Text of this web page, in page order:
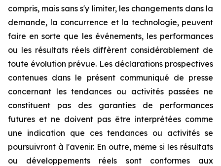
compris, mais sans s'y limiter, les changements dans la
demande, la concurrence et la technologie, peuvent
faire en sorte que les événements, les performances
ou les résultats réels diffèrent considérablement de
toute évolution prévue. Les déclarations prospectives
contenues dans le présent communiqué de presse
concernant les tendances ou activités passées ne
constituent pas des garanties de performances
futures et ne doivent pas être interprétées comme
une indication que ces tendances ou activités se
poursuivront à l'avenir. En outre, même si les résultats
ou développements réels sont conformes aux